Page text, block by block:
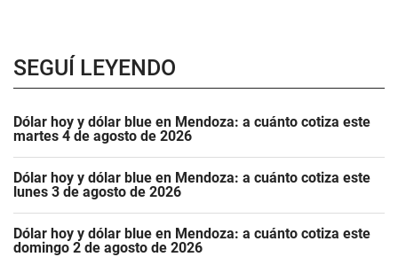
SEGUÍ LEYENDO
Dólar hoy y dólar blue en Mendoza: a cuánto cotiza este
martes 4 de agosto de 2026
Dólar hoy y dólar blue en Mendoza: a cuánto cotiza este
lunes 3 de agosto de 2026
Dólar hoy y dólar blue en Mendoza: a cuánto cotiza este
domingo 2 de agosto de 2026